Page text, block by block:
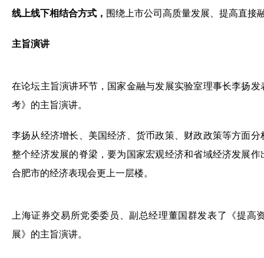
线上线下相结合方式， 围绕上市公司高质量发展、提高直接
主旨演讲
在论坛主旨演讲环节，国家金融与发展实验室理事长李扬
考》的主旨演讲。
李扬从经济增长、美国经济、货币政策、财政政策等方面
整个经济发展的脊梁，要为国家宏观经济和省域经济发展
合肥市的经济表现会更上一层楼。
上海证券交易所党委委员、副总经理董国群发表了《提
展》的主旨演讲。